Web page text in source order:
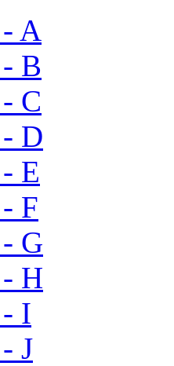
A
B
C
D
E
F
G
H
I
J